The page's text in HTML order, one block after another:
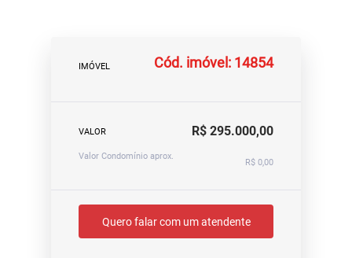
IMÓVEL Cód. imóvel: 14854
VALOR R$ 295.000,00
Valor Condomínio aprox.
R$ 0,00
Quero falar com um atendente